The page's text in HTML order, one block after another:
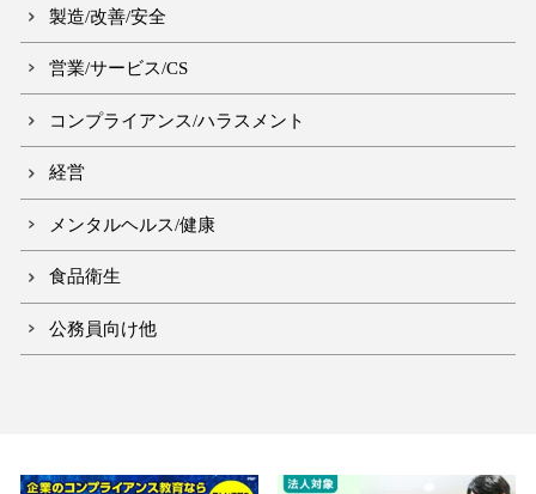
製造/改善/安全
営業/サービス/CS
コンプライアンス/ハラスメント
経営
メンタルヘルス/健康
食品衛生
公務員向け他